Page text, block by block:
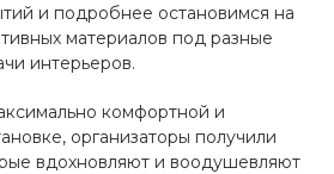
и подробнее остановимся на
материалов под разные
интерьеров.
комфортной и
организаторы получили
вдохновляют и воодушевляют